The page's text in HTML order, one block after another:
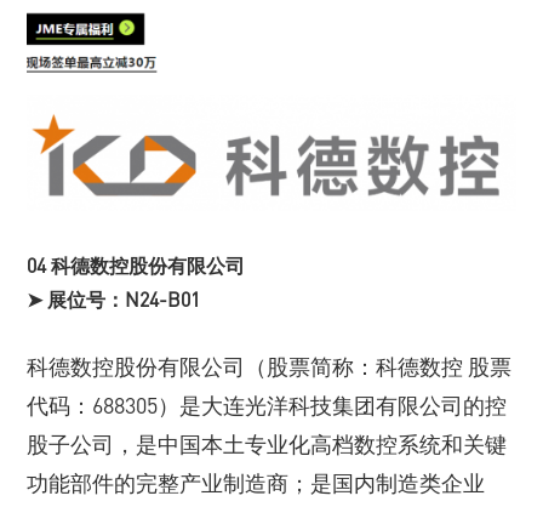
04 科德数控股份有限公司
➤ 展位号：N24-B01
科德数控股份有限公司（股票简称：科德数控 股票
代码：688305）是大连光洋科技集团有限公司的控
股子公司，是中国本土专业化高档数控系统和关键
功能部件的完整产业制造商；是国内制造类企业